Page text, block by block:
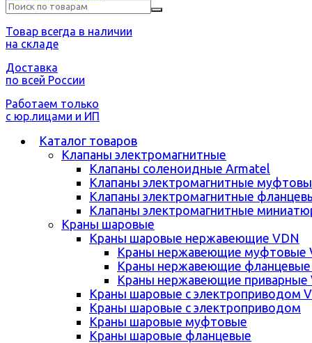
Товар всегда в наличии
на складе
Доставка
по всей России
Работаем только
с юр.лицами и ИП
Каталог товаров
Клапаны электромагнитные
Клапаны соленоидные Armatel
Клапаны электромагнитные
Клапаны электромагнитные
Клапаны электромагнитные
Краны шаровые
Краны шаровые нержавеющие VDN
Краны нержавеющие муфтовые
Краны нержавеющие фланцевые
Краны нержавеющие приварные
Краны шаровые с электроприводом
Краны шаровые с электроприводом
Краны шаровые муфтовые
Краны шаровые фланцевые